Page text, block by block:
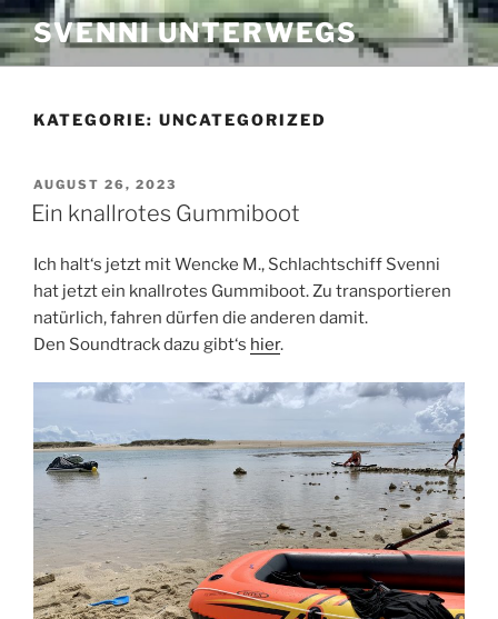
Zum
Inhalt
springen
SVENNI UNTERWEGS
KATEGORIE: UNCATEGORIZED
VERÖFFENTLICHT
AM
AUGUST 26, 2023
Ein knallrotes Gummiboot
Ich halt‘s jetzt mit Wencke M., Schlachtschiff Svenni
hat jetzt ein knallrotes Gummiboot. Zu transportieren
natürlich, fahren dürfen die anderen damit.
Den Soundtrack dazu gibt‘s hier.